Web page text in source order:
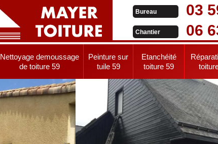
Bureau 03
Chantier 06
Nettoyage demoussage
de toiture 59
Peinture sur
tuile 59
Etanchéité
toiture 59